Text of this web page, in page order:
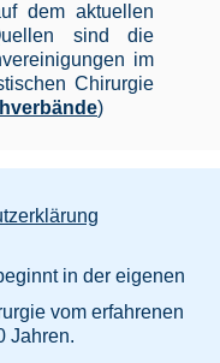
dem aktuellen
sind die
im
Chirurgie
)
in der eigenen
vom erfahrenen
Jahren.